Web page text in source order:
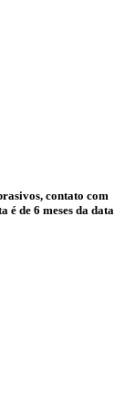
contato com
é de 6 meses da data